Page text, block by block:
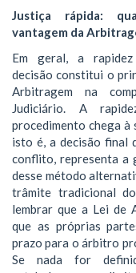
Justiça rápida:
vantagem da
Em geral, a
decisão constitui o
Arbitragem na
Judiciário. A
procedimento chega à
isto é, a decisão final
conflito, representa a
desse método
trâmite tradicional
lembrar que a Lei de
que as próprias
prazo para o árbitro
Se nada for